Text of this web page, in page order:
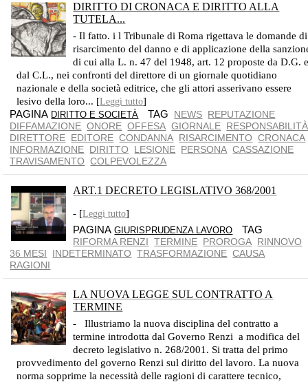
DIRITTO DI CRONACA E DIRITTO ALLA
TUTELA...
- Il fatto. i l Tribunale di Roma rigettava le domande di
risarcimento del danno e di applicazione della
di cui alla L. n. 47 del 1948, art. 12 proposte da D.G.
dal C.L., nei confronti del direttore di un giornale quotidiano
nazionale e della società editrice, che gli attori asserivano essere
lesivo della loro... [Leggi tutto]
PAGINA DIRITTO E SOCIETÀ TAG NEWS REPUTAZIONE
DIFFAMAZIONE ONORE OFFESA GIORNALE RESPONSABILITÀ
DIRETTORE EDITORE CONDANNA RISARCIMENTO CRONACA
INFORMAZIONE DIRITTO LESIONE PERSONA CASSAZIONE
TRAVISAMENTO COLPEVOLEZZA
ART.1 DECRETO LEGISLATIVO 368/2001
- [Leggi tutto]
PAGINAGIURISPRUDENZA LAVORO TAG
RIFORMA RENZI TERMINE PROROGA RINNOVO
36 MESI
INDETERMINATO TRASFORMAZIONE CAUSA
RAGIONI
LA NUOVA LEGGE SUL CONTRATTO A
TERMINE
- Illustriamo la nuova disciplina del contratto a
termine introdotta dal Governo Renzi a modifica del
decreto legislativo n. 268/2001. Si tratta del primo
provvedimento del governo Renzi sul diritto del lavoro. La nuova
norma sopprime la necessità delle ragioni di carattere tecnico,